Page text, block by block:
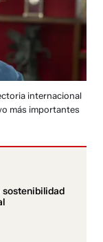
internacional
más importantes
sostenibilidad